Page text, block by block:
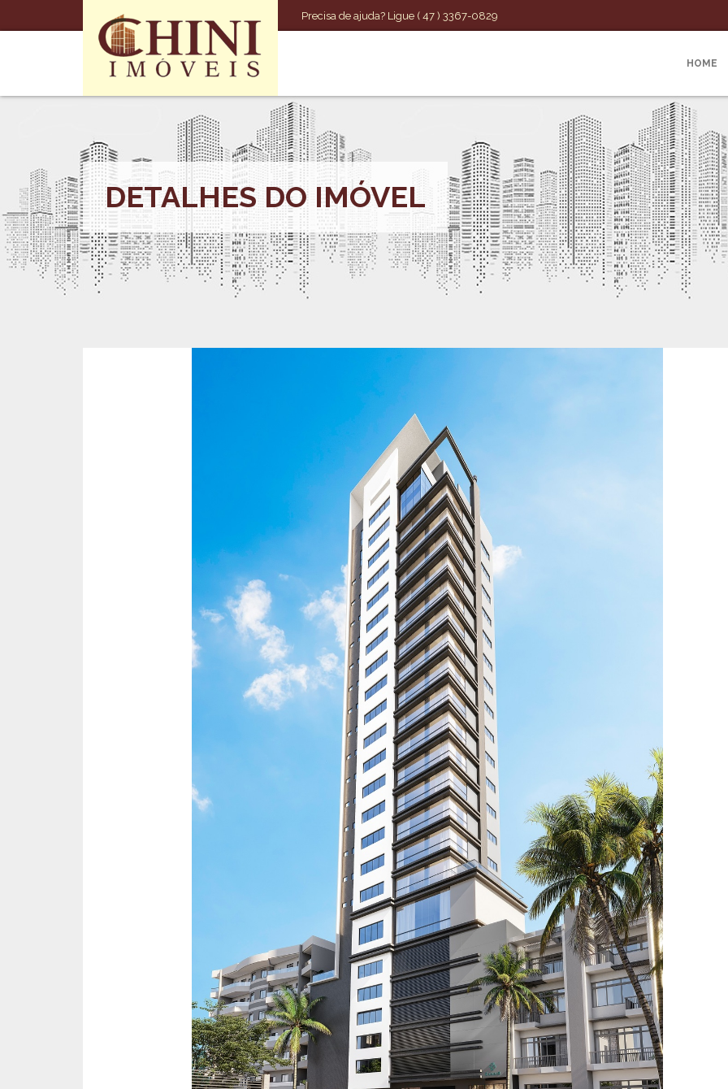
Precisa de ajuda? Ligue ( 47 ) 3367-0829
HOME
DETALHES DO IMÓVEL